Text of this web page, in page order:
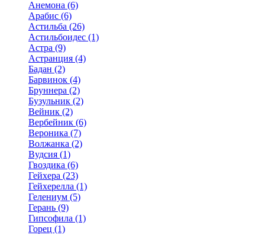
Анемона (6)
Арабис (6)
Астильба (26)
Астильбоидес (1)
Астра (9)
Астранция (4)
Бадан (2)
Барвинок (4)
Бруннера (2)
Бузульник (2)
Вейник (2)
Вербейник (6)
Вероника (7)
Волжанка (2)
Вудсия (1)
Гвоздика (6)
Гейхера (23)
Гейхерелла (1)
Гелениум (5)
Герань (9)
Гипсофила (1)
Горец (1)